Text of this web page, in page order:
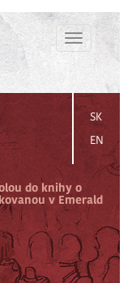
Toggle
navigation
SK
EN
do knihy o
v Emerald